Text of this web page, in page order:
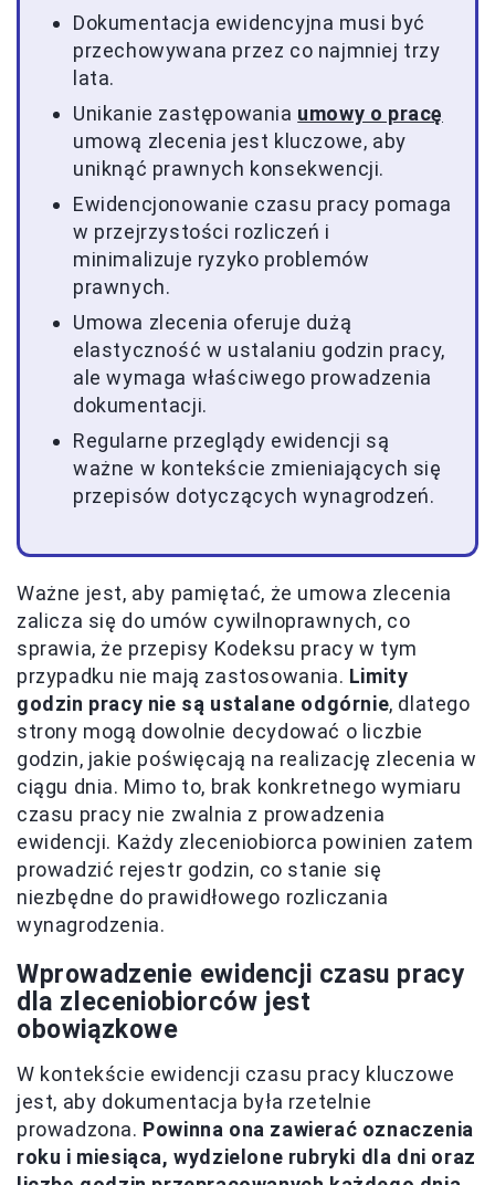
Dokumentacja ewidencyjna musi być
przechowywana przez co najmniej trzy
lata.
Unikanie zastępowania umowy o pracę
umową zlecenia jest kluczowe, aby
uniknąć prawnych konsekwencji.
Ewidencjonowanie czasu pracy pomaga
w przejrzystości rozliczeń i
minimalizuje ryzyko problemów
prawnych.
Umowa zlecenia oferuje dużą
elastyczność w ustalaniu godzin pracy,
ale wymaga właściwego prowadzenia
dokumentacji.
Regularne przeglądy ewidencji są
ważne w kontekście zmieniających się
przepisów dotyczących wynagrodzeń.
Ważne jest, aby pamiętać, że umowa zlecenia
zalicza się do umów cywilnoprawnych, co
sprawia, że przepisy Kodeksu pracy w tym
przypadku nie mają zastosowania. Limity
godzin pracy nie są ustalane odgórnie, dlatego
strony mogą dowolnie decydować o liczbie
godzin, jakie poświęcają na realizację zlecenia w
ciągu dnia. Mimo to, brak konkretnego wymiaru
czasu pracy nie zwalnia z prowadzenia
ewidencji. Każdy zleceniobiorca powinien zatem
prowadzić rejestr godzin, co stanie się
niezbędne do prawidłowego rozliczania
wynagrodzenia.
Wprowadzenie ewidencji czasu pracy
dla zleceniobiorców jest
obowiązkowe
W kontekście ewidencji czasu pracy kluczowe
jest, aby dokumentacja była rzetelnie
prowadzona. Powinna ona zawierać oznaczenia
roku i miesiąca, wydzielone rubryki dla dni oraz